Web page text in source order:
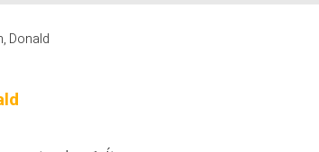
ACADÉMICOS
Donald